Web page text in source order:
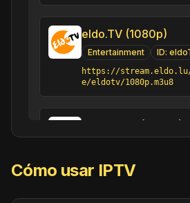
eldo.TV (1080p)
Entertainment ID:
https://
e/eldotv/1080p.m3u8
https://
trona/HesperangeTV/
Cómo usar IPTV